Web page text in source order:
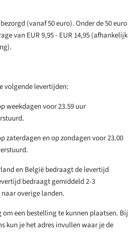
(vanaf 50 euro). Onder de 50 euro
van EUR 9,95 - EUR 14,95 (afhankelijk
volgende levertijden:
weekdagen voor 23.59 uur
zaterdagen en op zondagen voor 23.00
en België bedraagt de levertijd
bedraagt gemiddeld 2-3
overige landen.
een bestelling te kunnen plaatsen. Bij
kun je het adres invullen waar je de